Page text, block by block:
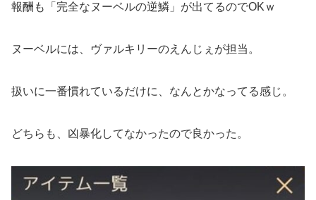
報酬も「完全なヌーベルの逆鱗」が出てるのでOKｗ
ヌーベルには、ヴァルキリーのえんじぇが担当。
扱いに一番慣れているだけに、なんとかなってる感じ。
どちらも、凶暴化してなかったので良かった。